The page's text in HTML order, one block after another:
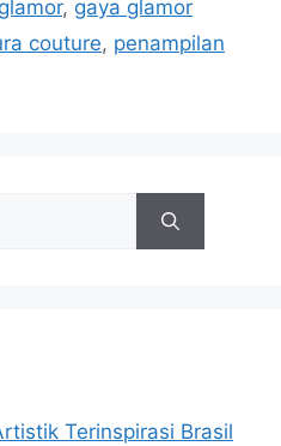
, gaya glamor
couture, penampilan
Terinspirasi Brasil